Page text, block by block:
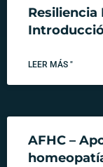
Resiliencia
LEER MÁS "
AFHC –